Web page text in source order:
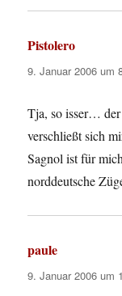
Pistolero
9. Januar 2006 um
Tja, so isser…
verschließt sich
Sagnol ist für
norddeutsche
paule
9. Januar 2006 um